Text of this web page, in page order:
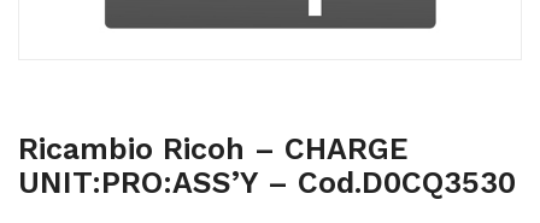
Ricambio Ricoh – CHARGE
UNIT:PRO:ASS’Y – Cod.D0CQ3530